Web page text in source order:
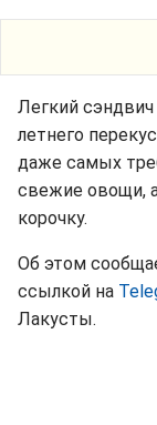
Легкий сэндвич
летнего
даже самых
свежие овощи,
корочку.
Об этом
ссылкой на
Лакусты.